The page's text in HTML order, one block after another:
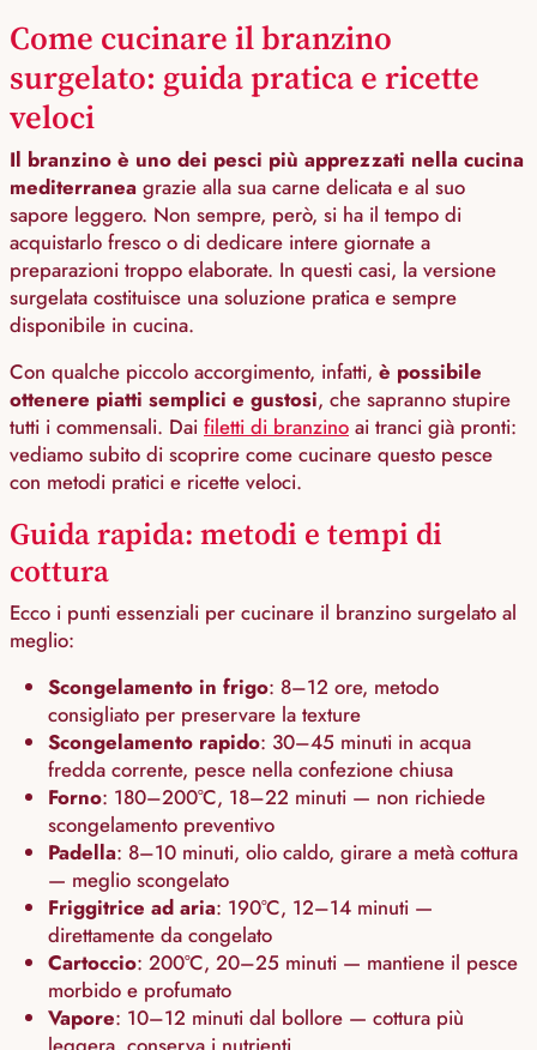
Come cucinare il branzino
surgelato: guida pratica e ricette
veloci
Il branzino è uno dei pesci più apprezzati nella cucina
mediterranea grazie alla sua carne delicata e al suo
sapore leggero. Non sempre, però, si ha il tempo di
acquistarlo fresco o di dedicare intere giornate a
preparazioni troppo elaborate. In questi casi, la versione
surgelata costituisce una soluzione pratica e sempre
disponibile in cucina.
Con qualche piccolo accorgimento, infatti, è possibile
ottenere piatti semplici e gustosi, che sapranno stupire
tutti i commensali. Dai filetti di branzino ai tranci già pronti:
vediamo subito di scoprire come cucinare questo pesce
con metodi pratici e ricette veloci.
Guida rapida: metodi e tempi di
cottura
Ecco i punti essenziali per cucinare il branzino surgelato al
meglio:
Scongelamento in frigo: 8–12 ore, metodo
consigliato per preservare la texture
Scongelamento rapido: 30–45 minuti in acqua
fredda corrente, pesce nella confezione chiusa
Forno: 180–200°C, 18–22 minuti — non richiede
scongelamento preventivo
Padella: 8–10 minuti, olio caldo, girare a metà cottura
— meglio scongelato
Friggitrice ad aria: 190°C, 12–14 minuti —
direttamente da congelato
Cartoccio: 200°C, 20–25 minuti — mantiene il pesce
morbido e profumato
Vapore: 10–12 minuti dal bollore — cottura più